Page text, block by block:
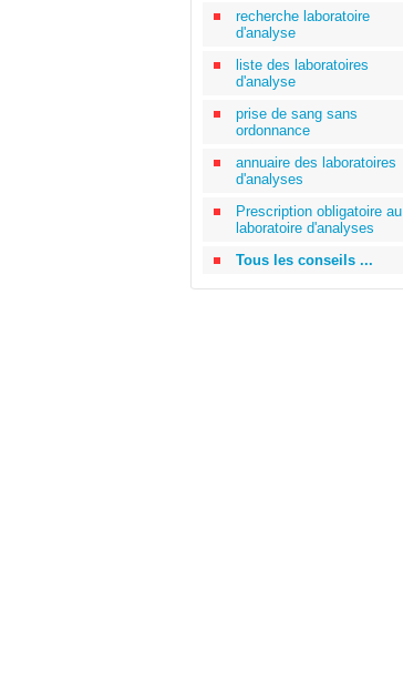
recherche laboratoire
d'analyse
liste des laboratoires
d'analyse
prise de sang sans
ordonnance
annuaire des laboratoires
d'analyses
Prescription obligatoire au
laboratoire d'analyses
Tous les conseils ...